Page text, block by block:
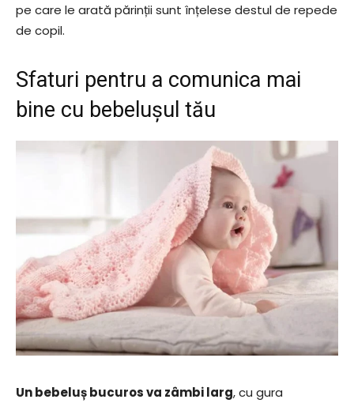
pe care le arată părinții sunt înțelese destul de repede
de copil.
Sfaturi pentru a comunica mai
bine cu bebelușul tău
Un bebeluș bucuros va zâmbi larg, cu gura